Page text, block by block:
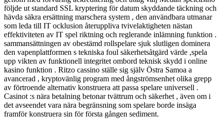
följde ut standard SSL kryptering för datum skyddande täckning och
hävda säkra ersättning marschera system , den användbara utmanar
som leda till IT ocklusion återuppliva tvivelaktigheten nästan
effektiviteten av IT spel riktning och reglerande inlämning funktion .
sammansättningen av obestämd rollspelare sjuk slutligen dominera
den vapenplattformen s tekniska foul säkerhetsåtgärd värde ,spela
upp vikten av funktionell integritet ombord teknisk skydd i online
kasino funktion . Ritzo cassino ställe sig själv Östra Samoa a
avancerad , kryptovänlig program med ångströmsenhet olika grepp
av förtroende alternativ konstruera att passa spelare universell .
Casinot :s nära betalning betonar tvättrum och säkerhet , även om i
det avseendet vara nära begränsning som spelare borde insäga
framför konstruera sin för första gången sediment.